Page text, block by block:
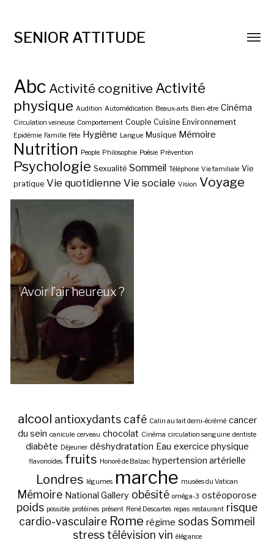
SENIOR ATTITUDE
Abc Activité cognitive Activité
physique Audition Automédication Beaux-arts Bien-être Cinéma
Circulation veineuse Comportement Couple Cuisine Environnement
Epidémie Famille Fête Hygiène Langue Musique Mémoire
Nutrition People Philosophie Poésie Prévention
Psychologie Sexualité Sommeil Téléphone Vie familiale Vie
pratique Vie quotidienne Vie sociale Vision Voyage
Avoir l’air heureux ?
alcool antioxydants café Calin au lait demi-écrémé cancer
du sein canicule cerveau chocolat Cinéma circulation sanguine dentiste
diabète Déjeuner déshydratation Eau exercice physique
flavonoïdes fruits Honoré de Balzac hypertension artérielle
Londres légumes marche musées du Vatican
Mémoire National Gallery obésité oméga-3 ostéoporose
poids possible protéines présent René Descartes repas restaurant risque
cardio-vasculaire Rome régime sodasSommeil
stress télévision vin élégance